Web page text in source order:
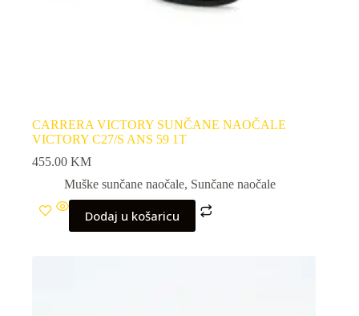
CARRERA VICTORY SUNČANE NAOČALE
VICTORY C27/S ANS 59 1T
455.00 KM
Muške sunčane naočale, Sunčane naočale
Dodaj u košaricu